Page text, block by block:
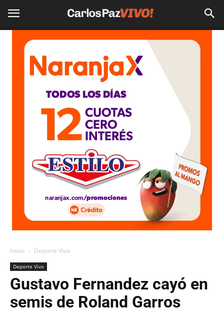
Inicio Deporte Vivo
Deporte Vivo
Gustavo Fernandez cayó en
semis de Roland Garros